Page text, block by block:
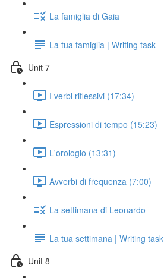
La famiglia di Gaia
La tua famiglia | Writing task
Unit 7
I verbi riflessivi (17:34)
Espressioni di tempo (15:23)
L'orologio (13:31)
Avverbi di frequenza (7:00)
La settimana di Leonardo
La tua settimana | Writing task
Unit 8